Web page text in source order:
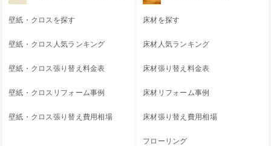
壁紙・クロスを探す
壁紙・クロス人気ランキング
壁紙・クロス張り替え料金表
壁紙・クロスリフォーム事例
壁紙・クロス張り替え費用相場
床材を探す
床材人気ランキング
床材張り替え料金表
床材リフォーム事例
床材張り替え費用相場
フローリング